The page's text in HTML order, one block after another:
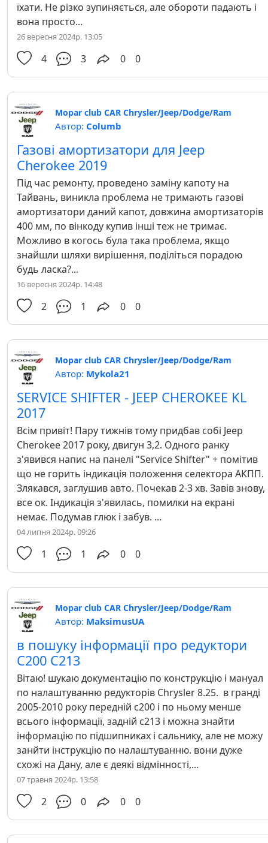
їхати. Не різко зупиняється, але обороти падають і
вона просто...
26 вересня 2024р. 13:05
4 3 0 0
Mopar club CAR Chrysler/Jeep/Dodge/Ram
Автор: Columb
Газові амортизатори для Jeep
Cherokee 2019
Під час ремонту, проведено заміну капоту на
Тайвань, виникла проблема не тримають газові
амортизатори даний капот, довжина амортизаторів
400 мм, по вінкоду купив інші теж не тримає.
Можливо в когось була така проблема, якщо
знайшли шляхи вирішення, поділіться порадою
будь ласка?...
16 вересня 2024р. 14:48
2 1 0 0
Mopar club CAR Chrysler/Jeep/Dodge/Ram
Автор: Mykola21
SERVICE SHIFTER - JEEP CHEROKEE KL
2017
Всім привіт! Пару тижнів тому придбав собі Jeep
Cherokee 2017 року, двигун 3,2. Одного ранку
з'явився напис на панелі "Service Shifter" + помітив
що не горить індикація положення селектора АКПП.
Злякався, заглушив авто. Почекав 2-3 хв. Завів знову,
все ок. Індикація з'явилась, помилки на екрані
немає. Подумав глюк і забув. ...
04 липня 2024р. 09:26
1 1 0 0
Mopar club CAR Chrysler/Jeep/Dodge/Ram
Автор: MaksimusUA
в пошуку інформації про редуктори
С200 С213
Вітаю! шукаю документацію по конструкцію і мануал
по налаштуванню редукторів Chrysler 8.25. в гранді
2005-2010 року передній с200 і по ньому менше
всього інформації, задній с213 і можна знайти
інформацію по підшипниках і сальнику, але не можу
занйти інструкцію по налаштуванню. вони дуже
схожі на Дану, але є деякі відмінності,...
07 травня 2024р. 13:58
2 0 0 0